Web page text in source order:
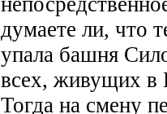
думаете ли, что
упала башня
всех, живущих в
Тогда на смену